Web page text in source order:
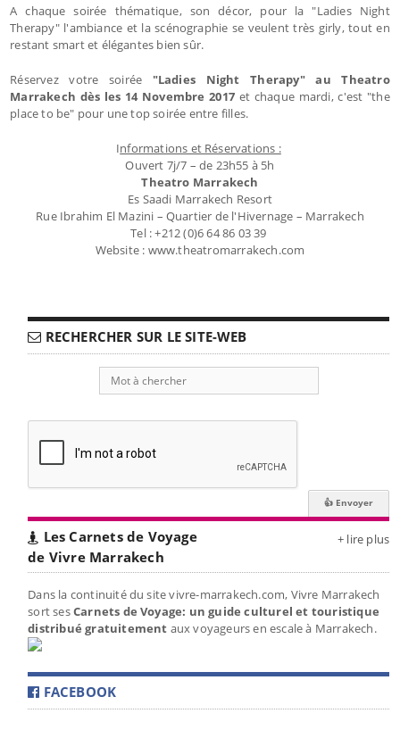
A chaque soirée thématique, son décor, pour la "Ladies Night
Therapy" l'ambiance et la scénographie se veulent très girly, tout en
restant smart et élégantes bien sûr.
Réservez votre soirée "Ladies Night Therapy" au Theatro
Marrakech dès les 14 Novembre 2017 et chaque mardi, c'est "the
place to be" pour une top soirée entre filles.
Informations et Réservations :
Ouvert 7j/7 – de 23h55 à 5h
Theatro Marrakech
Es Saadi Marrakech Resort
Rue Ibrahim El Mazini – Quartier de l'Hivernage – Marrakech
Tel : +212 (0)6 64 86 03 39
Website : www.theatromarrakech.com
RECHERCHER SUR LE SITE-WEB
Les Carnets de Voyage
de Vivre Marrakech
+ lire plus
Dans la continuité du site vivre-marrakech.com, Vivre Marrakech
sort sesCarnets de Voyage: un guide culturel et touristique
distribué gratuitement aux voyageurs en escale à Marrakech.
FACEBOOK